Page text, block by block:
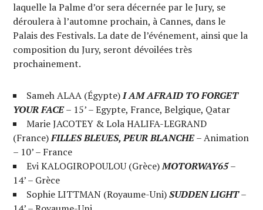
laquelle la Palme d’or sera décernée par le Jury, se
déroulera à l’automne prochain, à Cannes, dans le
Palais des Festivals. La date de l’événement, ainsi que la
composition du Jury, seront dévoilées très
prochainement.
Sameh ALAA (Égypte)I AM AFRAID TO FORGET
YOUR FACE– 15’ – Egypte, France, Belgique, Qatar
Marie JACOTEY & Lola HALIFA-LEGRAND
(France)FILLES BLEUES, PEUR BLANCHE– Animation
– 10’ – France
Evi KALOGIROPOULOU (Grèce)MOTORWAY65–
14’ – Grèce
Sophie LITTMAN (Royaume-Uni)SUDDEN LIGHT–